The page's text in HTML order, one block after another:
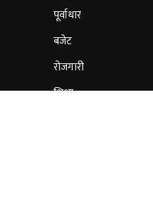
पूर्वाधार
बजेट
रोजगारी
शिक्षा